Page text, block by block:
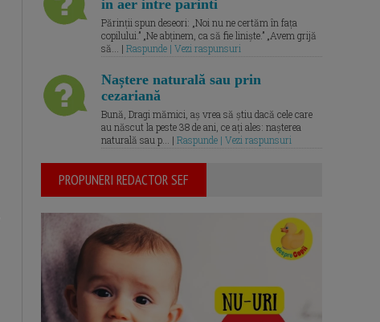
in aer intre parinti
Părinții spun deseori: „Noi nu ne certăm în fața
copilului.” „Ne abținem, ca să fie liniște.” „Avem grijă
să... | Raspunde | Vezi raspunsuri
Naștere naturală sau prin
cezariană
Bună, Dragi mămici, aș vrea să știu dacă cele care
au născut la peste 38 de ani, ce ați ales: nașterea
naturală sau p... | Raspunde | Vezi raspunsuri
PROPUNERI REDACTOR SEF